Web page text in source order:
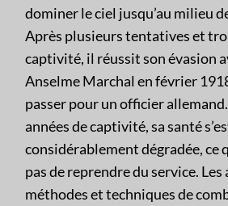
dominer le ciel jusqu’au milieu
Après plusieurs tentatives et
captivité, il réussit son évasion
Anselme Marchal en février
passer pour un officier
années de captivité, sa santé
considérablement dégradée, ce
pas de reprendre du service. Les
méthodes et techniques de